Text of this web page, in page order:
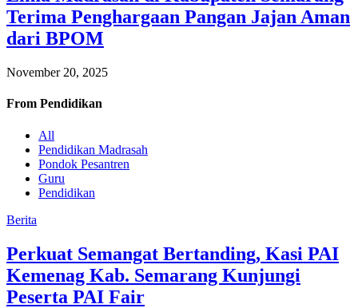
Terima Penghargaan Pangan Jajan Aman
dari BPOM
November 20, 2025
From Pendidikan
All
Pendidikan Madrasah
Pondok Pesantren
Guru
Pendidikan
Berita
Perkuat Semangat Bertanding, Kasi PAI
Kemenag Kab. Semarang Kunjungi
Peserta PAI Fair